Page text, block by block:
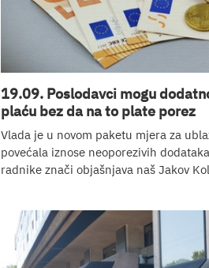
19.09. Poslodavci mogu
plaću bez da na to plate porez
Vlada je u novom paketu mjera za
povećala iznose neoporezivih
radnike znači objašnjava naš Jakov